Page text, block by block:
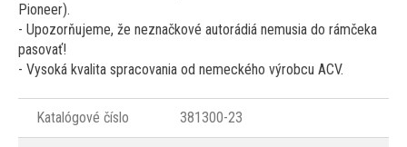
Pioneer).
- Upozorňujeme, že neznačkové autorádiá nemusia do rámčeka
pasovať!
- Vysoká kvalita spracovania od nemeckého výrobcu ACV.
Katalógové číslo 381300-23